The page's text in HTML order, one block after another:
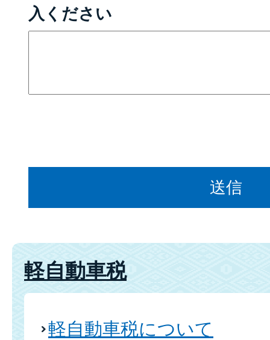
入ください
軽自動車税
軽自動車税について